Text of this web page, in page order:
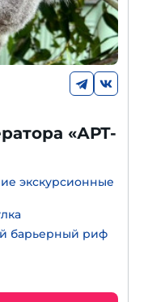
«АРТ-
экскурсионные
барьерный риф